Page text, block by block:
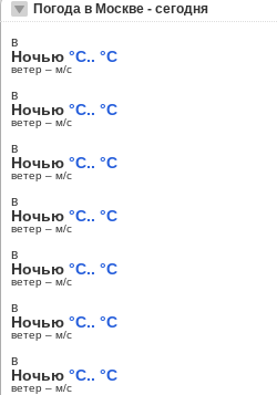
Погода в Москве - сегодня
в
Ночью °C.. °C
ветер – м/c
в
Ночью °C.. °C
ветер – м/c
в
Ночью °C.. °C
ветер – м/c
в
Ночью °C.. °C
ветер – м/c
в
Ночью °C.. °C
ветер – м/c
в
Ночью °C.. °C
ветер – м/c
в
Ночью °C.. °C
ветер – м/c